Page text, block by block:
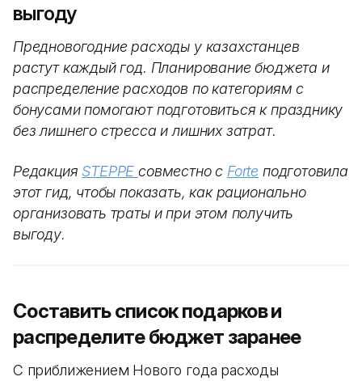
выгоду
Предновогодние расходы у казахстанцев
растут каждый год. Планирование бюджета и
распределение расходов по категориям с
бонусами помогают подготовиться к празднику
без лишнего стресса и лишних затрат.
Редакция STEPPEсовместно с Forte подготовила
этот гид, чтобы показать, как рационально
организовать траты и при этом получить
выгоду.
Составить список подарков и
распределите бюджет заранее
С приближением Нового года расходы